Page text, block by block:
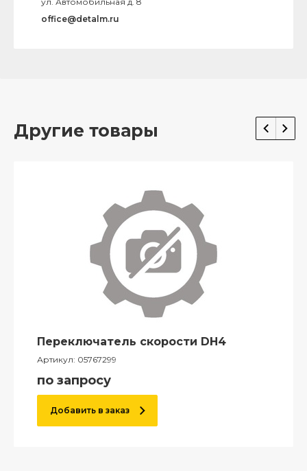
office@detalm.ru
Другие товары
Переключатель скорости DH4
Артикул: 05767299
по запросу
Добавить в заказ